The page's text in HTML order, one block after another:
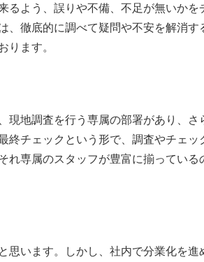
よう、誤りや不備、不足が無いか
徹底的に調べて疑問や不安を解消す
ます。
地調査を行う専属の部署があり、さ
チェックという形で、調査やチェッ
専属のスタッフが豊富に揃っている
います。しかし、社内で分業化を進